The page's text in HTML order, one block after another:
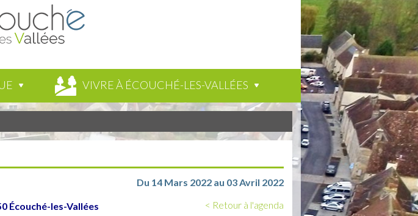
VIVRE À ÉCOUCHÉ-LES-VALLÉES
Du 14 Mars 2022 au 03 Avril 2022
< Retour à l'agenda
Écouché-les-Vallées